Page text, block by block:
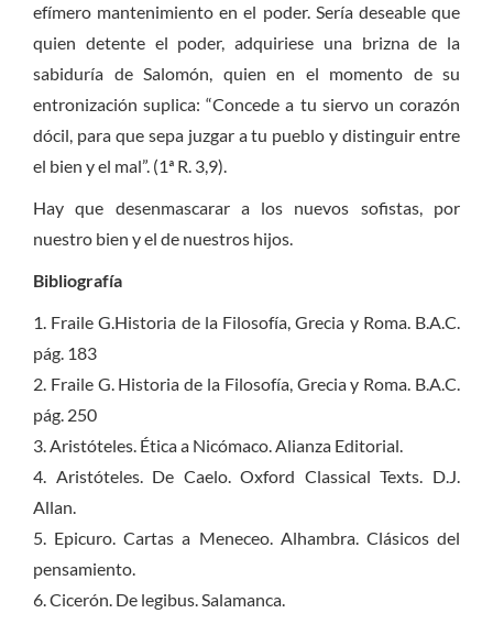
efímero mantenimiento en el poder. Sería deseable que
quien detente el poder, adquiriese una brizna de la
sabiduría de Salomón, quien en el momento de su
entronización suplica: “Concede a tu siervo un corazón
dócil, para que sepa juzgar a tu pueblo y distinguir entre
el bien y el mal”. (1ª R. 3,9).
Hay que desenmascarar a los nuevos sofistas, por
nuestro bien y el de nuestros hijos.
Bibliografía
1. Fraile G.Historia de la Filosofía, Grecia y Roma. B.A.C.
pág. 183
2. Fraile G. Historia de la Filosofía, Grecia y Roma. B.A.C.
pág. 250
3. Aristóteles. Ética a Nicómaco. Alianza Editorial.
4. Aristóteles. De Caelo. Oxford Classical Texts. D.J.
Allan.
5. Epicuro. Cartas a Meneceo. Alhambra. Clásicos del
pensamiento.
6. Cicerón. De legibus. Salamanca.